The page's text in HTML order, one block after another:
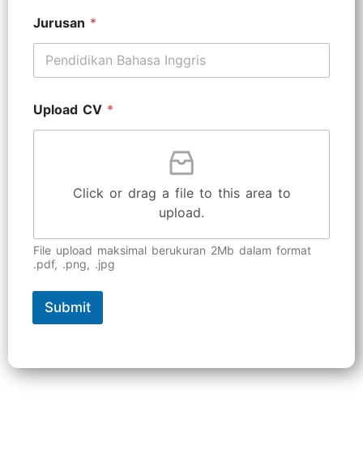
Jurusan *
Upload CV *
Click or drag a file to this area to
upload.
File upload maksimal berukuran 2Mb dalam format
.pdf, .png, .jpg
Submit